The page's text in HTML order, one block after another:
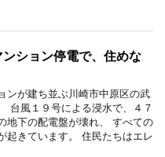
ション停電で、住めな
ンが建ち並ぶ川崎市中原区の武
台風１９号による浸水で、４７
地下の配電盤が壊れ、 すべての
起きています。 住民たちはエレ